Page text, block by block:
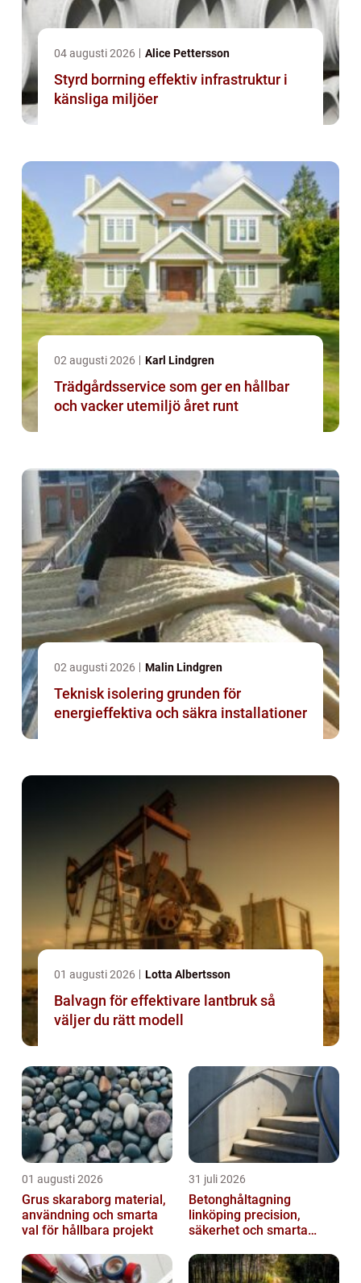
04 augusti 2026 Alice Pettersson
Styrd borrning effektiv infrastruktur i
känsliga miljöer
02 augusti 2026 Karl Lindgren
Trädgårdsservice som ger en hållbar
och vacker utemiljö året runt
02 augusti 2026 Malin Lindgren
Teknisk isolering grunden för
energieffektiva och säkra installationer
01 augusti 2026 Lotta Albertsson
Balvagn för effektivare lantbruk så
väljer du rätt modell
01 augusti 2026
Grus skaraborg material,
användning och smarta
val för hållbara projekt
31 juli 2026
Betonghåltagning
linköping precision,
säkerhet och smarta